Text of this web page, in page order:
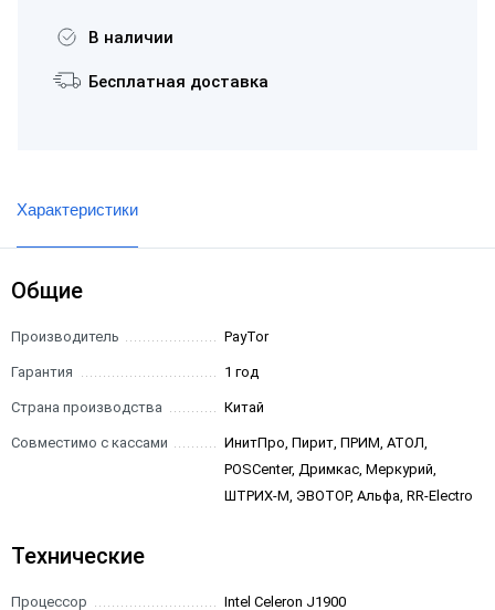
В наличии
Бесплатная доставка
Характеристики
Общие
Производитель PayTor
Гарантия 1 год
Страна производства Китай
Совместимо с кассами
ИнитПро, Пирит, ПРИМ, АТОЛ,
POSCenter, Дримкас, Меркурий,
ШТРИХ-М, ЭВОТОР, Альфа, RR-Electro
Технические
Процессор Intel Celeron J1900